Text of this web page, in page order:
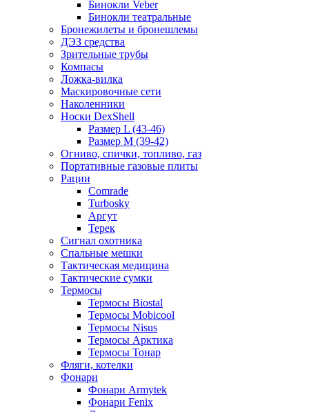
Бинокли Veber
Бинокли театральные
Бронежилеты и бронешлемы
ДЭЗ средства
Зрительные трубы
Компасы
Ложка-вилка
Маскировочные сети
Наколенники
Носки DexShell
Размер L (43-46)
Размер M (39-42)
Огниво, спички, топливо, газ
Портативные газовые плиты
Рации
Comrade
Turbosky
Аргут
Терек
Сигнал охотника
Спальные мешки
Тактическая медицина
Тактические сумки
Термосы
Термосы Biostal
Термосы Mobicool
Термосы Nisus
Термосы Арктика
Термосы Тонар
Фляги, котелки
Фонари
Фонари Armytek
Фонари Fenix